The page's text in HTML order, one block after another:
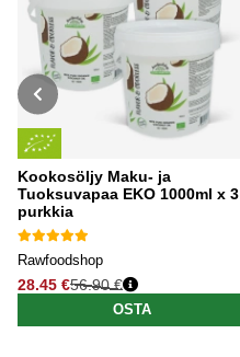
Kookosöljy Maku- ja
Tuoksuvapaa EKO 1000ml x 3
purkkia
Rawfoodshop
28.45 €
Normaali hinta
56.90 €
OSTA